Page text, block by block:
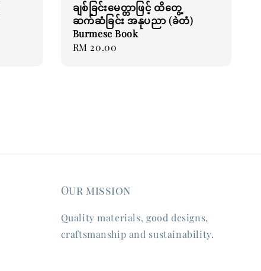
ချစ်ခြင်းမေတ္တာဖြင့် ထိတွေ့
ဆက်ဆံခြင်း အနုပညာ (ခဲတံ)
Burmese Book
Regular
RM 20.00
Our mission
Quality materials, good designs,
craftsmanship and sustainability.